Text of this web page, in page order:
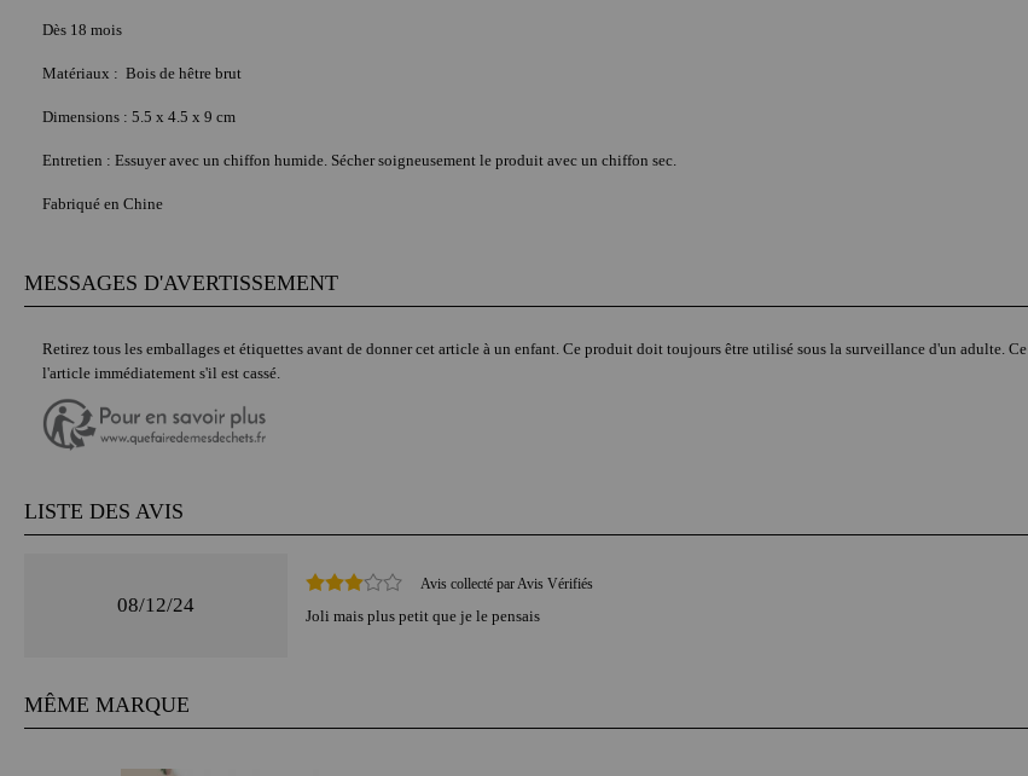
Dès 18 mois
Matériaux : Bois de hêtre brut
Dimensions : 5.5 x 4.5 x 9 cm
Entretien : Essuyer avec un chiffon humide. Sécher soigneusement le produit avec un chiffon sec.
Fabriqué en Chine
MESSAGES D'AVERTISSEMENT
Retirez tous les emballages et étiquettes avant de donner cet article à un enfant. Ce produit doit toujours être utilisé sous la surveillance d'un adulte.
l'article immédiatement s'il est cassé.
LISTE DES AVIS
08/12/24
Avis collecté par Avis Vérifiés
Joli mais plus petit que je le pensais
MÊME MARQUE